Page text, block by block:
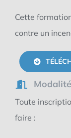
Cette
contre un
Toute
faire :